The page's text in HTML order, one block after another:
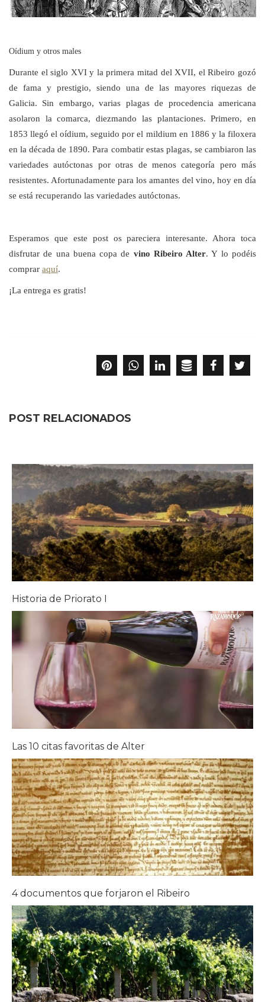
Oídium y otros males
Durante el siglo XVI y la primera mitad del XVII, el Ribeiro gozó
de fama y prestigio, siendo una de las mayores riquezas de
Galicia. Sin embargo, varias plagas de procedencia americana
asolaron la comarca, diezmando las plantaciones. Primero, en
1853 llegó el oídium, seguido por el mildium en 1886 y la filoxera
en la década de 1890. Para combatir estas plagas, se cambiaron las
variedades autóctonas por otras de menos categoría pero más
resistentes. Afortunadamente para los amantes del vino, hoy en día
se está recuperando las variedades autóctonas.
Esperamos que este post os pareciera interesante. Ahora toca
disfrutar de una buena copa de vino Ribeiro Alter. Y lo podéis
comprar aquí.
¡La entrega es gratis!
POST RELACIONADOS
Historia de Priorato I
Las 10 citas favoritas de Alter
4 documentos que forjaron el Ribeiro